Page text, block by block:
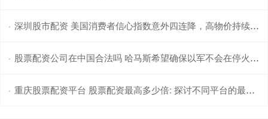
· 深圳股市配资 美国消费者信心指数意外四连降，高物价持续侵蚀经济信心
· 股票配资公司在中国合法吗 哈马斯希望确保以军不会在停火协议第一阶段后恢复军事行动
· 重庆股票配资平台 股票配资最高多少倍: 探讨不同平台的最大杠杆比例